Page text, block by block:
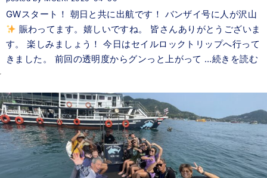
GWスタート！ 朝日と共に出航です！ バンザイ号に人が沢山
賑わってます。嬉しいですね。 皆さんありがとうございま
す。 楽しみましょう！ 今日はセイルロックトリップへ行って
きました。 前回の透明度からグンっと上がって …続きを読む